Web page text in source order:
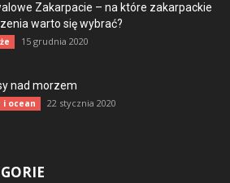
Zakarpacie – na które zakarpackie
warto się wybrać?
15 grudnia 2020
nad morzem
i ocean 22 stycznia 2020